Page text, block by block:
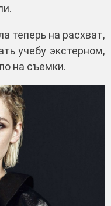
теперь на расхват,
учебу экстерном,
на съемки.